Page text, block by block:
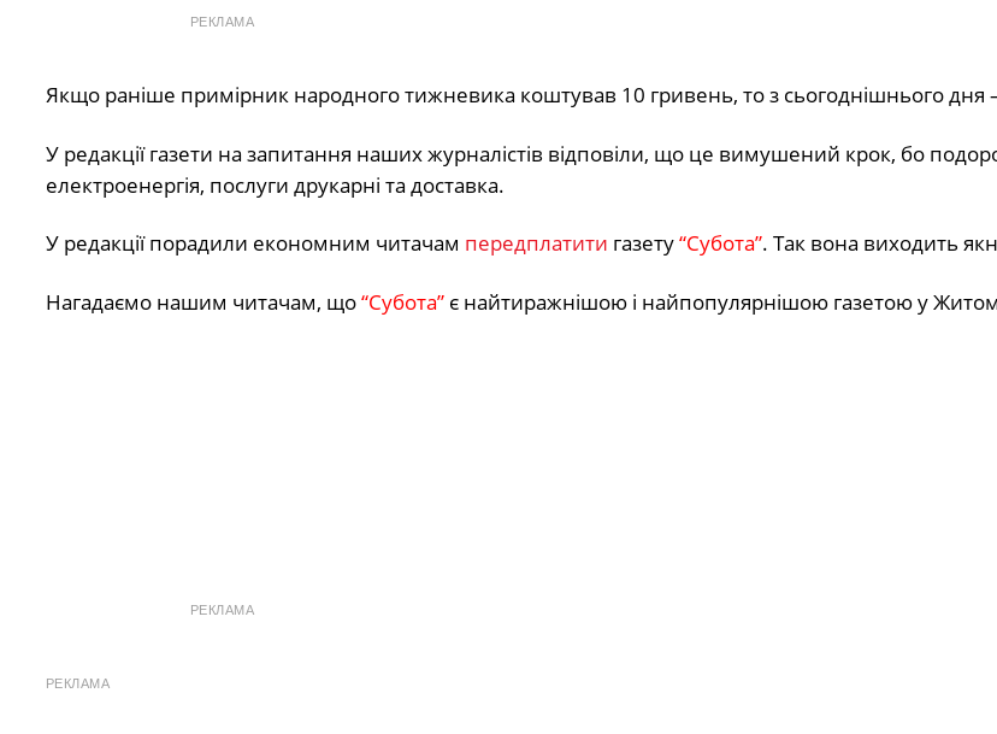
РЕКЛАМА
Якщо раніше примірник народного тижневика коштував 10 гривень, то з сьогоднішнього дня
У редакції газети на запитання наших журналістів відповіли, що це вимушений крок, бо
електроенергія, послуги друкарні та доставка.
У редакції порадили економним читачам передплатити газету“Субота”. Так вона виходить
Нагадаємо нашим читачам, що“Субота”є найтиражнішою і найпопулярнішою газетою у
РЕКЛАМА
РЕКЛАМА